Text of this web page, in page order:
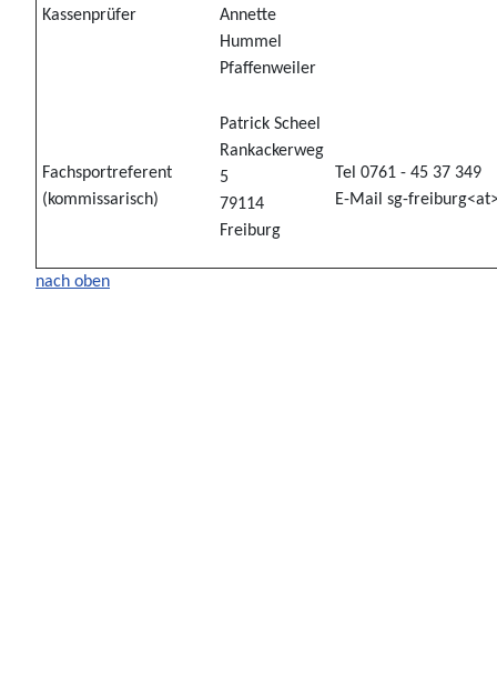
Kassenprüfer
Annette
Hummel
Pfaffenweiler
Fachsportreferent
(kommissarisch)
Patrick Scheel
Rankackerweg
5
79114
Freiburg
Tel 0761 - 45 37 349
E-Mail sg-
nach oben